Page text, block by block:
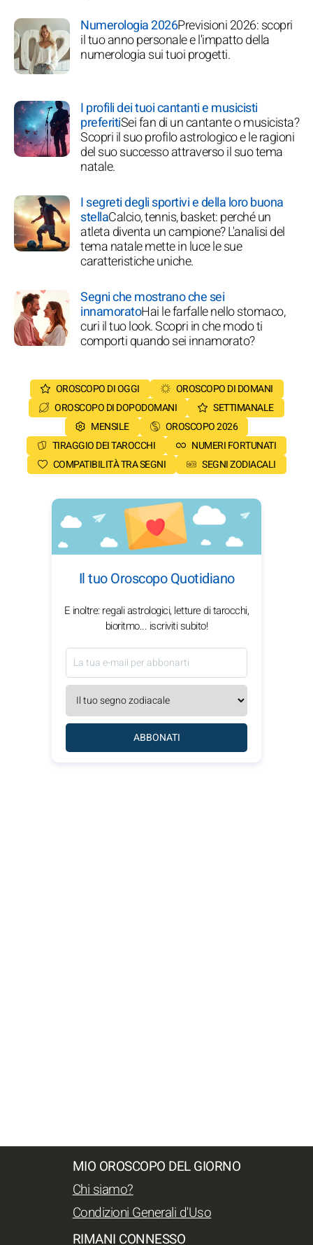
Numerologia 2026Previsioni 2026: scopri
il tuo anno personale e l'impatto della
numerologia sui tuoi progetti.
I profili dei tuoi cantanti e musicisti
preferitiSei fan di un cantante o musicista?
Scopri il suo profilo astrologico e le ragioni
del suo successo attraverso il suo tema
natale.
I segreti degli sportivi e della loro buona
stellaCalcio, tennis, basket: perché un
atleta diventa un campione? L'analisi del
tema natale mette in luce le sue
caratteristiche uniche.
Segni che mostrano che sei
innamoratoHai le farfalle nello stomaco,
curi il tuo look. Scopri in che modo ti
comporti quando sei innamorato?
OROSCOPO DI OGGI
OROSCOPO DI DOMANI
OROSCOPO DI DOPODOMANI
SETTIMANALE
MENSILE
OROSCOPO 2026
TIRAGGIO DEI TAROCCHI
NUMERI FORTUNATI
COMPATIBILITÀ TRA SEGNI
SEGNI ZODIACALI
Il tuo Oroscopo Quotidiano
E inoltre: regali astrologici, letture di tarocchi,
bioritmo... iscriviti subito!
ABBONATI
MIO OROSCOPO DEL GIORNO
Chi siamo?
Condizioni Generali d'Uso
RIMANI CONNESSO